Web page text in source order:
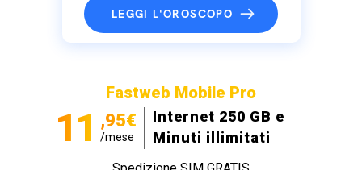
LEGGI L'OROSCOPO
Fastweb Mobile Pro
11 ,95€
/mese
Internet 250 GB e
Minuti illimitati